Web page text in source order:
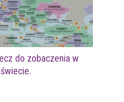
do zobaczenia w